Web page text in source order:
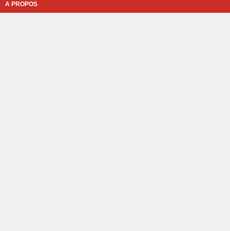
A PROPOS